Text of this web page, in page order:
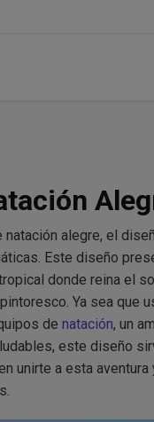
alegre, el
Este diseño
donde reina el
Ya sea que
de natación, un
este diseño
unirte a esta aventura